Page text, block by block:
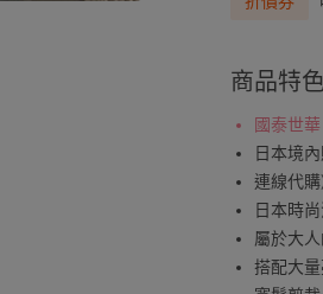
商品特色
國泰世
日本境
連線代
日本時
屬於大
搭配大